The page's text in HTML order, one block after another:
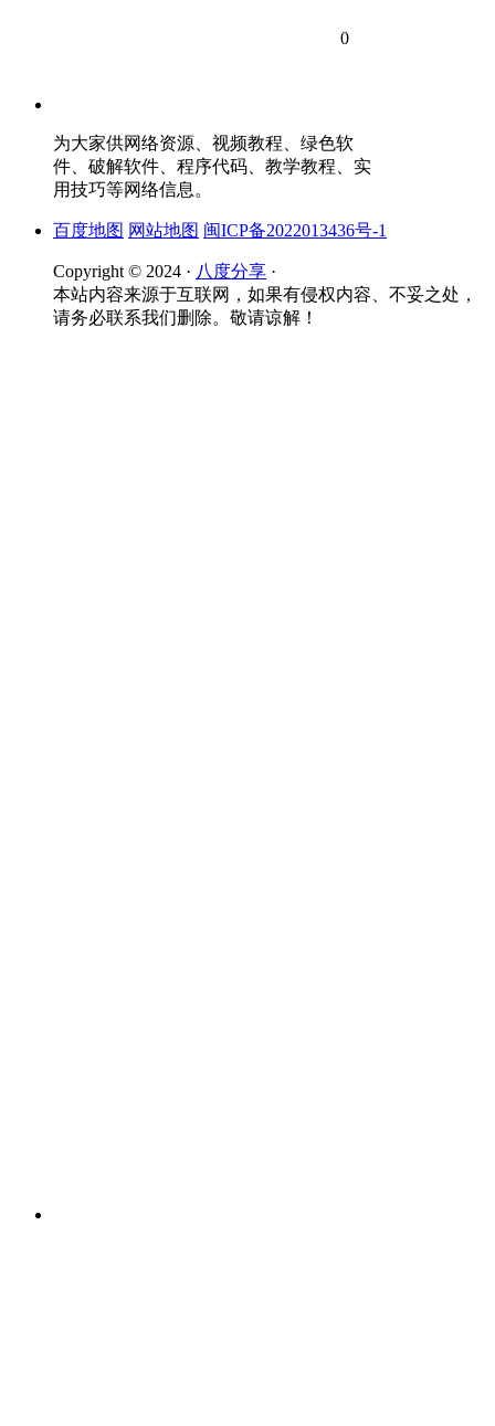
0
为大家供网络资源、视频教程、绿色软
件、破解软件、程序代码、教学教程、实
用技巧等网络信息。
百度地图 网站地图 闽ICP备2022013436号-1
Copyright © 2024 · 八度分享 ·
本站内容来源于互联网，如果有侵权内容、不妥之处，
请务必联系我们删除。敬请谅解！